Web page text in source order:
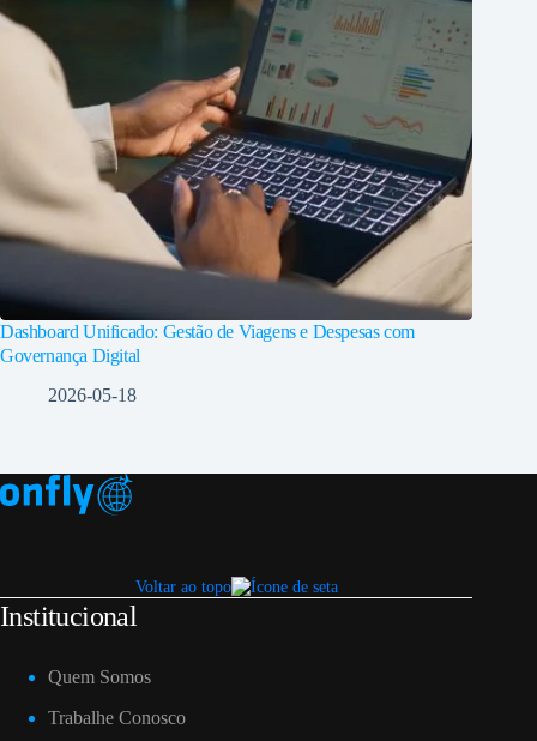
Dashboard Unificado: Gestão de Viagens e Despesas com
Governança Digital
2026-05-18
Voltar ao topo
Institucional
Quem Somos
Trabalhe Conosco